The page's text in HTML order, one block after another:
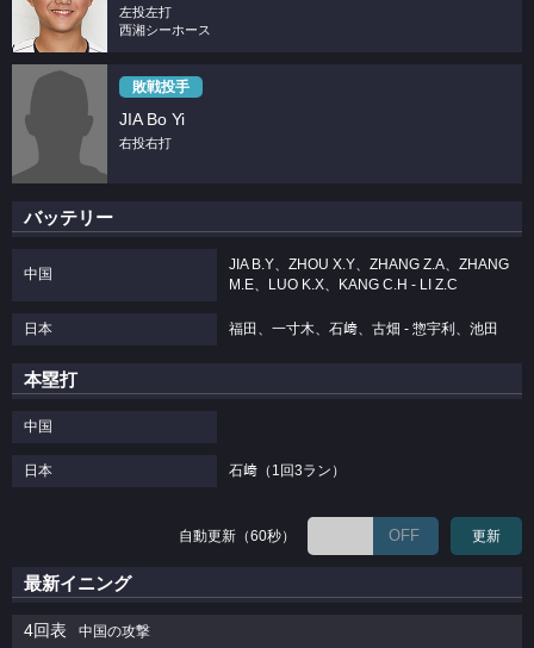
左投左打
西湘シーホース
敗戦投手
JIA Bo Yi
右投右打
バッテリー
中国
JIA B.Y、ZHOU X.Y、ZHANG Z.A、ZHANG
M.E、LUO K.X、KANG C.H - LI Z.C
日本 福田、一寸木、石﨑、古畑 - 惣宇利、池田
本塁打
中国
日本 石﨑（1回3ラン）
自動更新（60秒） OFF 更新
最新イニング
4回表 中国の攻撃